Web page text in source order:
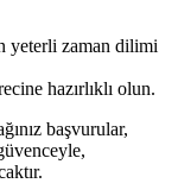
yeterli zaman dilimi
hazırlıklı olun.
başvurular,